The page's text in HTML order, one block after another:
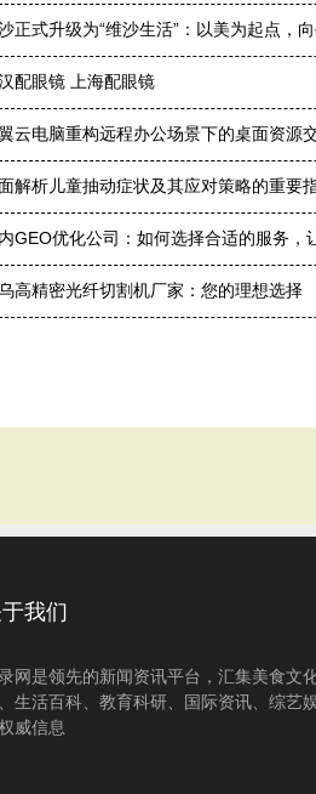
正式升级为“维沙生活”：以美为起点，
配眼镜 上海配眼镜
云电脑重构远程办公场景下的桌面资源
解析儿童抽动症状及其应对策略的重要
GEO优化公司：如何选择合适的服务，
高精密光纤切割机厂家：您的理想选择
我们
网是领先的新闻资讯平台，汇集美食文
生活百科、教育科研、国际资讯、综艺
威信息